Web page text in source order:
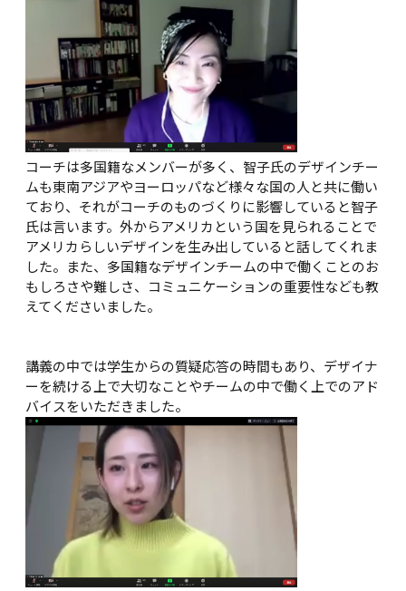
コーチは多国籍なメンバーが多く、智子氏のデザインチー
ムも東南アジアやヨーロッパなど様々な国の人と共に働い
ており、それがコーチのものづくりに影響していると智子
氏は言います。外からアメリカという国を見られることで
アメリカらしいデザインを生み出していると話してくれま
した。また、多国籍なデザインチームの中で働くことのお
もしろさや難しさ、コミュニケーションの重要性なども教
えてくださいました。
講義の中では学生からの質疑応答の時間もあり、デザイナ
ーを続ける上で大切なことやチームの中で働く上でのアド
バイスをいただきました。